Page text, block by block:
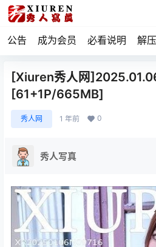
公告 成为会员 必看说明 解
[Xiuren秀人网
[61+1P/665MB]
秀人网 1 年前 0
秀人写真